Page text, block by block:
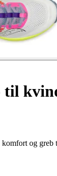
til
og greb